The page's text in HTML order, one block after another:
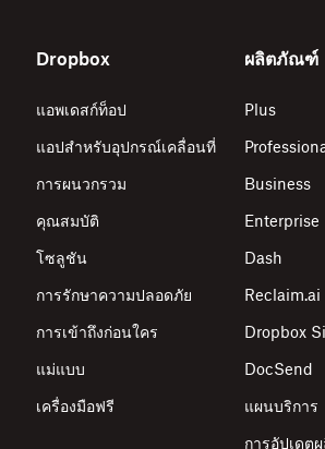
Dropbox
แอพเดสก์ท็อป
แอปสำหรับอุปกรณ์เคลื่อนที่
การผนวกรวม
คุณสมบัติ
โซลูชัน
การรักษาความปลอดภัย
การเข้าถึงก่อนใคร
แม่แบบ
เครื่องมือฟรี
ผลิตภัณฑ์
Plus
Business
Enterprise
Dash
Reclaim.ai
Dropbox
DocSend
แผนบริการ
การอัปเด